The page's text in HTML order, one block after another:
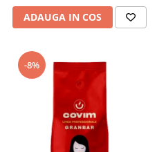
ADAUGA IN COS
-8%